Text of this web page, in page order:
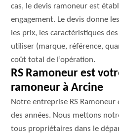
cas, le devis ramoneur est
engagement. Le devis donne
les prix, les caractéristiques
utiliser (marque, référence,
coût total de l’opération.
RS Ramoneur est
ramoneur à Arcine
Notre entreprise RS
des années. Nous mettons
tous propriétaires dans le